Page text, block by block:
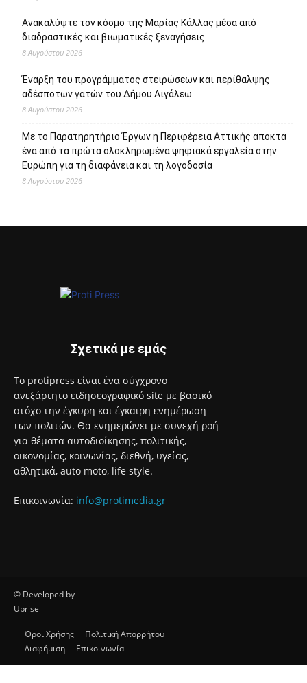
Ανακαλύψτε τον κόσμο της Μαρίας Κάλλας μέσα από
διαδραστικές και βιωματικές ξεναγήσεις
8 Αυγούστου 2026
Έναρξη του προγράμματος στειρώσεων και περίθαλψης
αδέσποτων γατών του Δήμου Αιγάλεω
8 Αυγούστου 2026
Με το Παρατηρητήριο Έργων η Περιφέρεια Αττικής αποκτά
ένα από τα πρώτα ολοκληρωμένα ψηφιακά εργαλεία στην
Ευρώπη για τη διαφάνεια και τη λογοδοσία
8 Αυγούστου 2026
Σχετικά με εμάς
Το protipress είναι ένα σύγχρονο
ανεξάρτητο ειδησεογραφικό site με βασικό
στόχο την έγκυρη και έγκαιρη ενημέρωση
των πολιτών. Θα ενημερώνει με συνεχή ροή
για θέματα αυτοδιοίκησης, πολιτικής,
οικονομίας, κοινωνίας, διεθνή, υγείας,
αθλητικά, auto moto, life style.
Επικοινωνία: info@protimedia.gr
© Developed by
Uprise
Όροι Χρήσης
Πολιτική Απορρήτου
Διαφήμιση
Επικοινωνία